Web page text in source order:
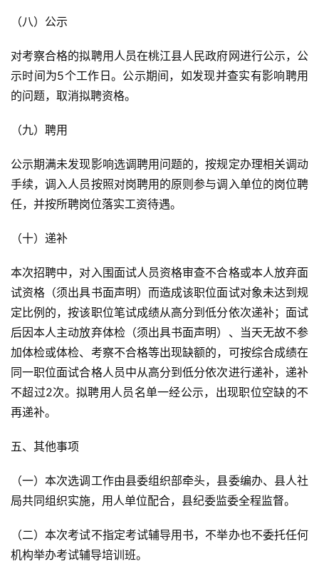
（八）公示
对考察合格的拟聘用人员在桃江县人民政府网进行公示，公
示时间为5个工作日。公示期间，如发现并查实有影响聘用
的问题，取消拟聘资格。
（九）聘用
公示期满未发现影响选调聘用问题的，按规定办理相关调动
手续，调入人员按照对岗聘用的原则参与调入单位的岗位聘
任，并按所聘岗位落实工资待遇。
（十）递补
本次招聘中，对入围面试人员资格审查不合格或本人放弃面
试资格（须出具书面声明）而造成该职位面试对象未达到规
定比例的，按该职位笔试成绩从高分到低分依次递补；面试
后因本人主动放弃体检（须出具书面声明）、当天无故不参
加体检或体检、考察不合格等出现缺额的，可按综合成绩在
同一职位面试合格人员中从高分到低分依次进行递补，递补
不超过2次。拟聘用人员名单一经公示，出现职位空缺的不
再递补。
五、其他事项
（一）本次选调工作由县委组织部牵头，县委编办、县人社
局共同组织实施，用人单位配合，县纪委监委全程监督。
（二）本次考试不指定考试辅导用书，不举办也不委托任何
机构举办考试辅导培训班。